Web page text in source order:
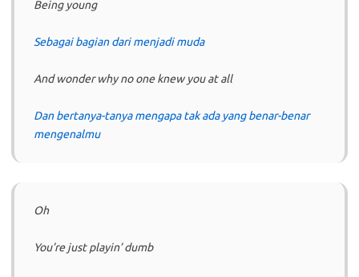
Being young
Sebagai bagian dari menjadi muda
And wonder why no one knew you at all
Dan bertanya-tanya mengapa tak ada yang benar-benar
mengenalmu
Oh
You’re just playin’ dumb